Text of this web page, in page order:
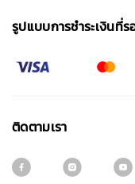
รูปแบบการชําระเงินที่ร
ติดตามเรา